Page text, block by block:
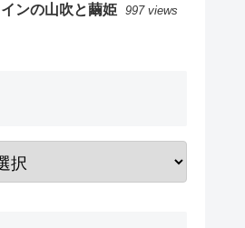
インの山吹と繭姫 997 views